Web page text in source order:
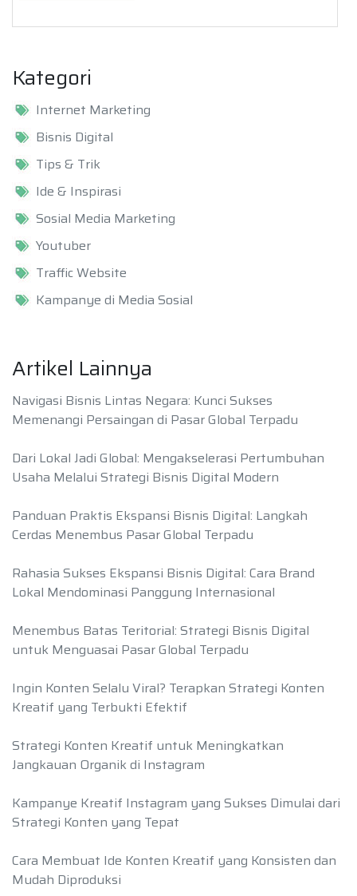
Kategori
Internet Marketing
Bisnis Digital
Tips & Trik
Ide & Inspirasi
Sosial Media Marketing
Youtuber
Traffic Website
Kampanye di Media Sosial
Artikel Lainnya
Navigasi Bisnis Lintas Negara: Kunci Sukses
Memenangi Persaingan di Pasar Global Terpadu
Dari Lokal Jadi Global: Mengakselerasi Pertumbuhan
Usaha Melalui Strategi Bisnis Digital Modern
Panduan Praktis Ekspansi Bisnis Digital: Langkah
Cerdas Menembus Pasar Global Terpadu
Rahasia Sukses Ekspansi Bisnis Digital: Cara Brand
Lokal Mendominasi Panggung Internasional
Menembus Batas Teritorial: Strategi Bisnis Digital
untuk Menguasai Pasar Global Terpadu
Ingin Konten Selalu Viral? Terapkan Strategi Konten
Kreatif yang Terbukti Efektif
Strategi Konten Kreatif untuk Meningkatkan
Jangkauan Organik di Instagram
Kampanye Kreatif Instagram yang Sukses Dimulai dari
Strategi Konten yang Tepat
Cara Membuat Ide Konten Kreatif yang Konsisten dan
Mudah Diproduksi